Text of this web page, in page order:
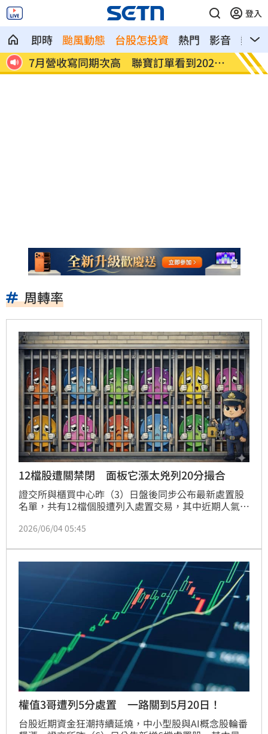
登入
即時 颱風動態 台股怎投資 熱門 影音
熱搜
穩 7月營收寫同期次高 聯寶訂單看到2027
年
台股
展
周轉率
12檔股遭關禁閉 面板它漲太兇列20分撮合
證交所與櫃買中心昨（3）日盤後同步公布最新處置股
名單，共有12檔個股遭列入處置交易，其中近期人氣爆
處置期間自6月4日起至6月17日止。市場人士指出，近
人，因此遭主管機關祭出分盤交易措施降溫。
2026/06/04 05:45
權值3哥遭列5分處置 一路關到5月20日！
台股近期資金狂潮持續延燒，中小型股與AI概念股輪番